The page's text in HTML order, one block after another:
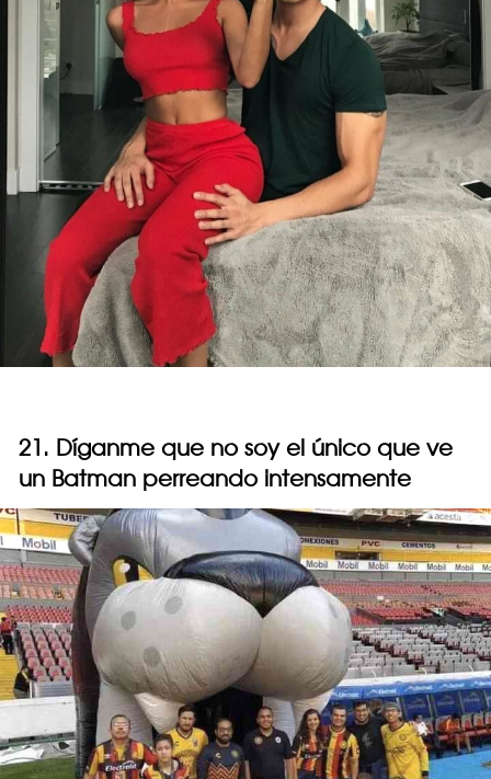
21. Díganme que no soy el único que ve
un Batman perreando intensamente